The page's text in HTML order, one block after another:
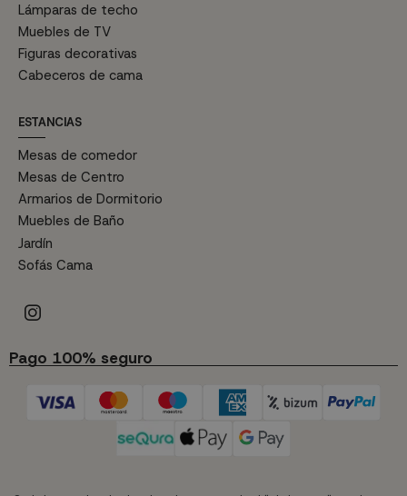
Lámparas de techo
Muebles de TV
Figuras decorativas
Cabeceros de cama
ESTANCIAS
Mesas de comedor
Mesas de Centro
Armarios de Dormitorio
Muebles de Baño
Jardín
Sofás Cama
Pago 100% seguro